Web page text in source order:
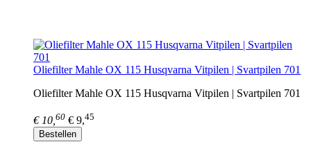
Oliefilter Mahle OX 115 Husqvarna Vitpilen | Svartpilen 701
Oliefilter Mahle OX 115 Husqvarna Vitpilen | Svartpilen 701
€ 10, 60 € 9,45
Bestellen